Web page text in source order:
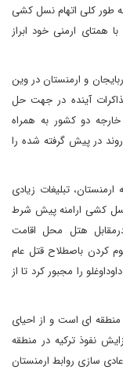
طور کلی اتهام نسل کشی
همتای ارمنی خود ابراز
و ارمنستان در وین
آینده در جهت حل
دو کشور به همراه
در پیش گرفته شده را
تبلیغات زیادی
کشی ارامنه پیش شرط
هتل محل اقامت
کردن باصطلاح قتل عام
را مجبور کرد تا از
ای است و از احیای
نفوذ ترکیه در منطقه
سازی روابط ارمنستان